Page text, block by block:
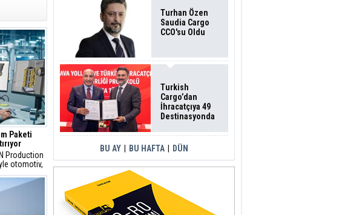
Paketi
Production
otomotiv,
savunma
faaliyet
sağlıyor.
Turhan Özen
Saudia Cargo
CCO'su Oldu
Turkish
Cargo’dan
İhracatçıya 49
Destinasyonda
BU AY BU HAFTA DÜN